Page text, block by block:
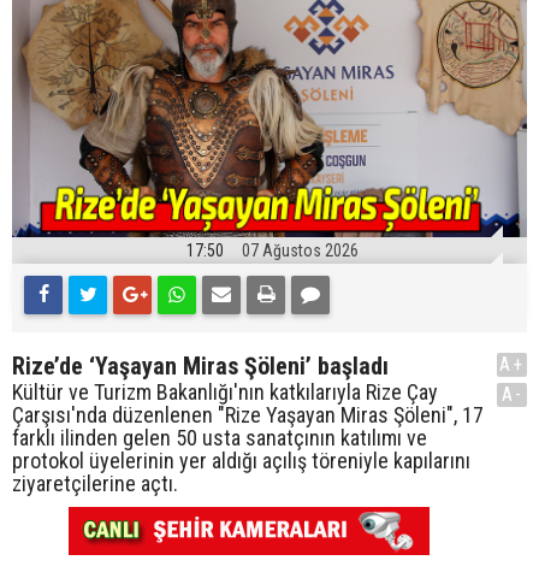
17:50 07 Ağustos 2026
Rize’de ‘Yaşayan Miras Şöleni’ başladı
Kültür ve Turizm Bakanlığı'nın katkılarıyla Rize Çay
Çarşısı'nda düzenlenen "Rize Yaşayan Miras Şöleni", 17
farklı ilinden gelen 50 usta sanatçının katılımı ve
protokol üyelerinin yer aldığı açılış töreniyle kapılarını
ziyaretçilerine açtı.
A+
A-